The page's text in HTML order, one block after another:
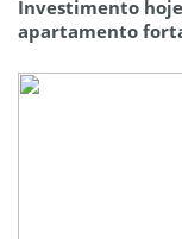
Investimento
apartamento